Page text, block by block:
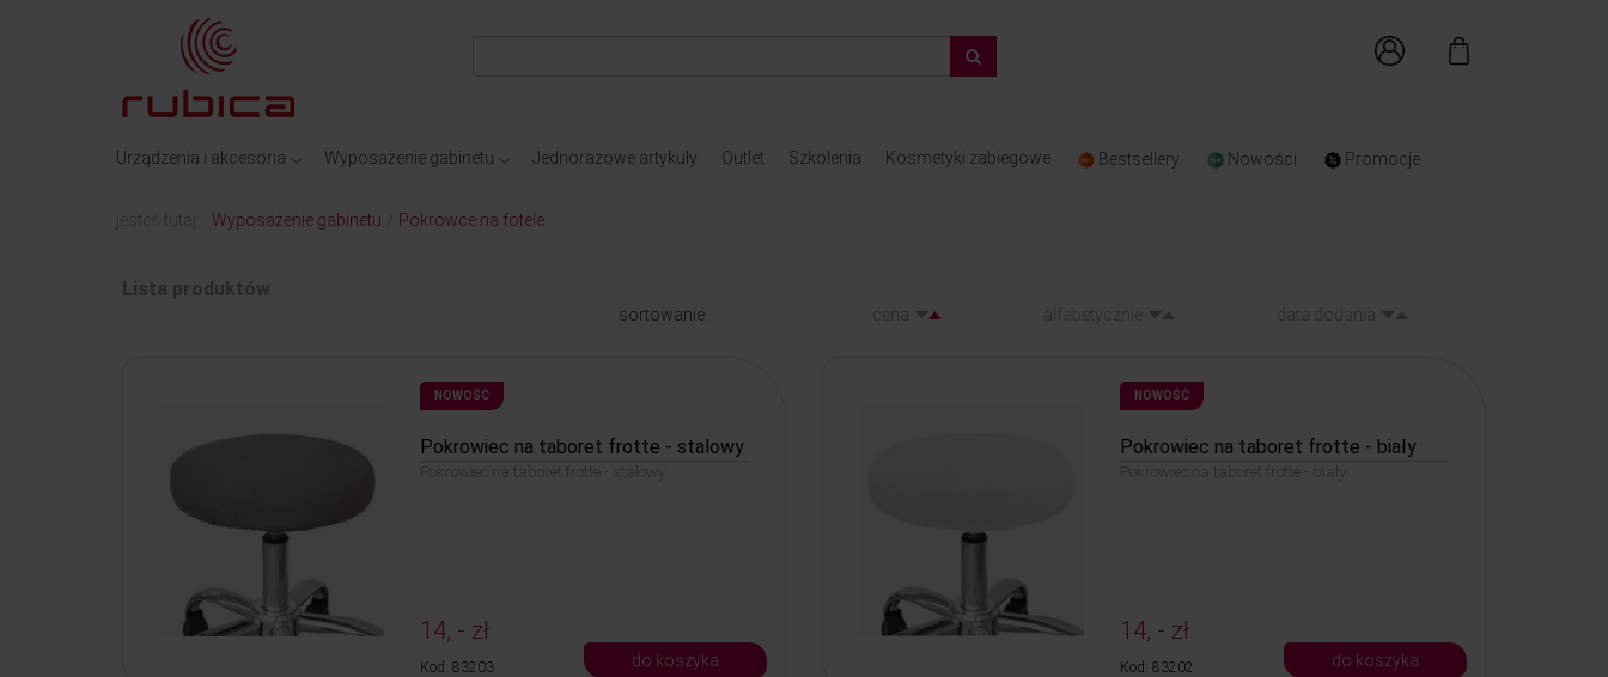
Urządzenia i akcesoria Wyposażenie gabinetu Jednorazowe artykuły Outlet Szkolenia Kosmetyki zabiegowe Bestsellery Nowości Promocje
jesteś tutaj: Wyposażenie gabinetu Pokrowce na fotele
Lista produktów
sortowanie: alfabetycznie data dodania
NOWOŚĆ
Pokrowiec na taboret frotte - stalowy
Pokrowiec na taboret frotte - stalowy
14, - zł
Kod: 83203 do koszyka
NOWOŚĆ
Pokrowiec na taboret frotte - biały
Pokrowiec na taboret frotte - biały
14, - zł
Kod: 83202 do koszyka